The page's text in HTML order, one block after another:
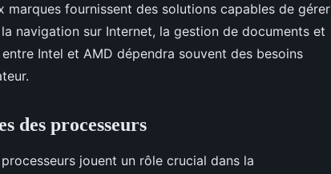
marques fournissent des solutions capables de gérer
navigation sur Internet, la gestion de documents et
Intel et AMD dépendra souvent des besoins
des processeurs
jouent un rôle crucial dans la